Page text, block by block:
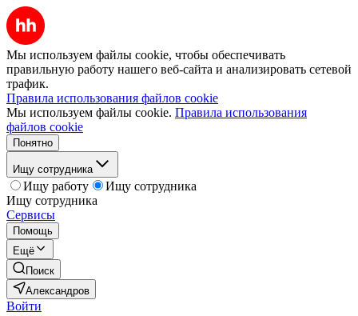
Мы используем файлы cookie, чтобы обеспечивать
правильную работу нашего веб-сайта и анализировать сетевой
трафик.
Правила использования файлов cookie
Мы используем файлы cookie. Правила использования
файлов cookie
Понятно
Ищу сотрудника
Ищу работу
Ищу сотрудника
Ищу сотрудника
Сервисы
Помощь
Ещё
Поиск
Александров
Войти